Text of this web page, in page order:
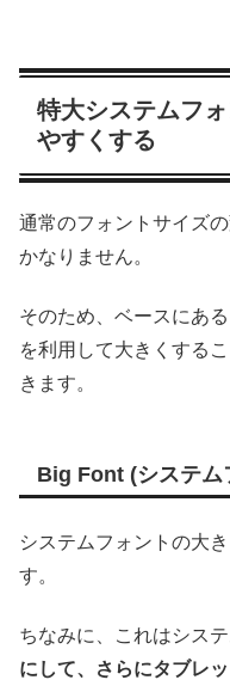
特大システムフ
やすくする
通常のフォントサイズ
かなりません。
そのため、ベースにあ
を利用して大きくする
きます。
Big Font (システム
システムフォントの大
す。
ちなみに、これはシス
にして、さらにタブレ